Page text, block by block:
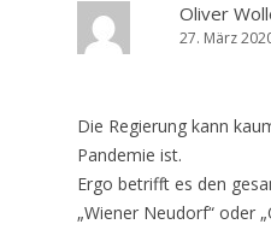
Oliver
27. März
Die Regierung kann
Pandemie ist.
Ergo betrifft es den
„Wiener Neudorf“ oder